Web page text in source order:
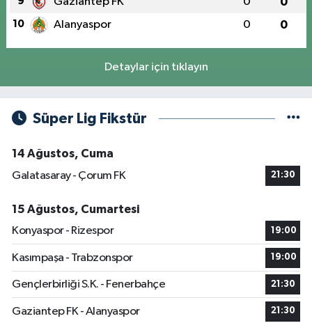
10 Alanyaspor 0 0
Detaylar için tıklayın
Süper Lig Fikstür
14 Ağustos, Cuma
Galatasaray - Çorum FK
21:30
15 Ağustos, Cumartesi
Konyaspor - Rizespor
19:00
Kasımpaşa - Trabzonspor 19:00
Gençlerbirliği S.K. - Fenerbahçe 21:30
Gaziantep FK - Alanyaspor 21:30